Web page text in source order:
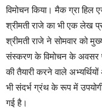
विमोचन किया। मैक ग्रा हिल
श्रीमती राजे का भी एक लेख
श्रीमती राजे ने सोमवार को
संस्करण के विमोचन के अवसर
की तैयारी करने वाले
भी संदर्भ ग्रंथ के रूप में
गई है।